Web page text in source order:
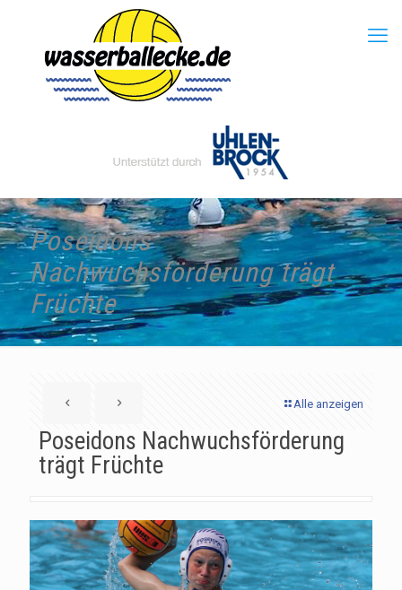
Poseidons
Nachwuchsförderung trägt
Früchte
Alle anzeigen
Poseidons Nachwuchsförderung
trägt Früchte